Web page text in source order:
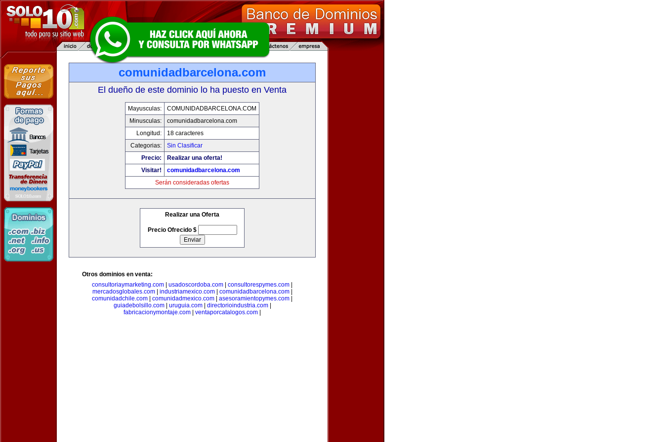
comunidadbarcelona.com
El dueño de este dominio lo ha puesto en Venta
Mayusculas:
COMUNIDADBARCELONA.COM
Minusculas:
comunidadbarcelona.com
Longitud:
18 caracteres
Categorias:
Sin Clasificar
Precio:
Realizar una oferta!
Visitar!
comunidadbarcelona.com
Serán consideradas ofertas
Realizar una Oferta
Precio Ofrecido $
Otros dominios en venta:
consultoriaymarketing.com
usadoscordoba.com consultorespymes.com
mercadosglobales.com| industriamexico.com| comunidadbarcelona.com|
comunidadchile.com
comunidadmexico.com asesoramientopymes.com
guiadebolsillo.com| uruguia.com| directorioindustria.com|
fabricacionymontaje.com
ventaporcatalogos.com